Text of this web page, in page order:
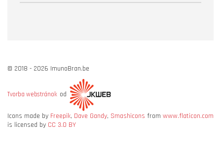
© 2018 - 2026 ImunoBran.be
Tvorba webstránok od
Icons made by Freepik, Dave Gandy, Smashicons from www.flaticon.com
is licensed by CC 3.0 BY